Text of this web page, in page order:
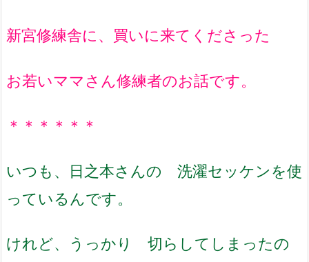
新宮修練舎に、買いに来てくださった
お若いママさん修練者のお話です。
＊＊＊＊＊＊
いつも、日之本さんの 洗濯セッケンを使
っているんです。
けれど、うっかり 切らしてしまったの